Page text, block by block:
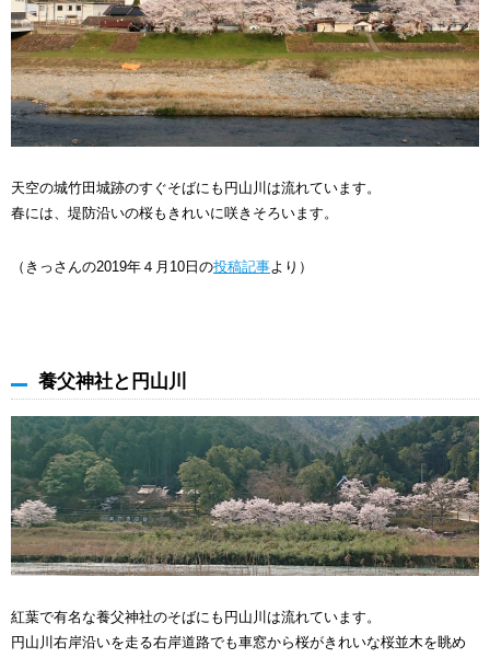
天空の城竹田城跡のすぐそばにも円山川は流れています。
春には、堤防沿いの桜もきれいに咲きそろいます。
（きっさんの2019年４月10日の投稿記事より）
養父神社と円山川
紅葉で有名な養父神社のそばにも円山川は流れています。
円山川右岸沿いを走る右岸道路でも車窓から桜がきれいな桜並木を眺め